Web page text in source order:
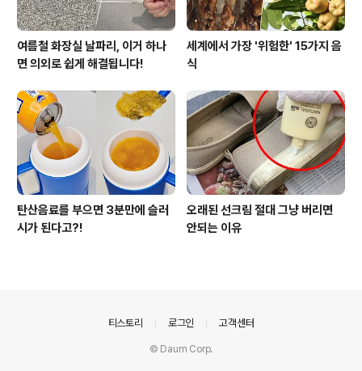
여름철 화장실 날파리, 이거 하나
면 의외로 쉽게 해결됩니다!
세계에서 가장 '위험한' 15가지 음
식
탄산음료를 부으면 3분만에 슬러
시가 된다고?!
오래된 선크림 절대 그냥 버리면
안되는 이유
티스토리 로그인 고객센터
© Daum Corp.